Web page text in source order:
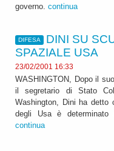
governo. continua
DIFESA
DINI SU
SPAZIALE USA
23/02/2001 16:33
WASHINGTON, Dopo il
il segretario di Stato
Washington, Dini ha detto
degli Usa è
continua